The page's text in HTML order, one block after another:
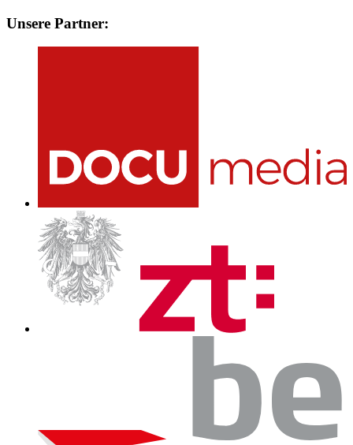
Unsere Partner: